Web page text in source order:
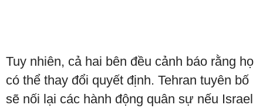
Tuy nhiên, cả hai bên đều cảnh báo rằng họ
có thể thay đổi quyết định. Tehran tuyên bố
sẽ nối lại các hành động quân sự nếu Israel